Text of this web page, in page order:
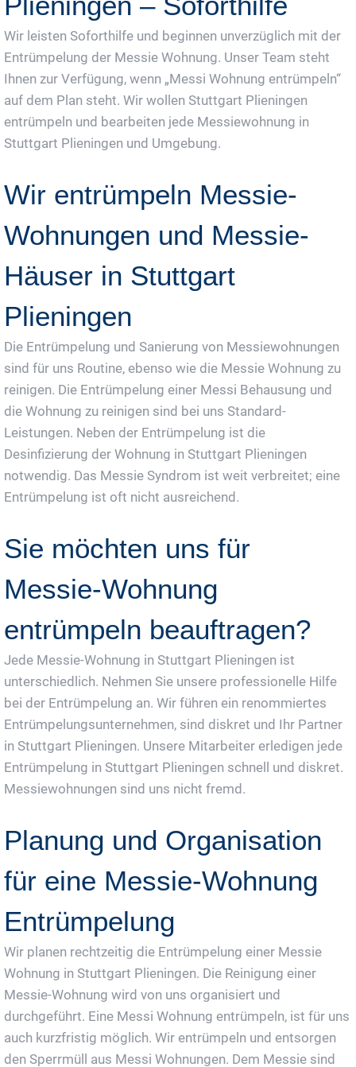
Wir leisten Soforthilfe und beginnen unverzüglich mit der
Entrümpelung der Messie Wohnung. Unser Team steht
Ihnen zur Verfügung, wenn „Messi Wohnung entrümpeln“
auf dem Plan steht. Wir wollen Stuttgart Plieningen
entrümpeln und bearbeiten jede Messiewohnung in
Stuttgart Plieningen und Umgebung.
Wir entrümpeln Messie-
Wohnungen und Messie-
Häuser in Stuttgart
Plieningen
Die Entrümpelung und Sanierung von Messiewohnungen
sind für uns Routine, ebenso wie die Messie Wohnung zu
reinigen. Die Entrümpelung einer Messi Behausung und
die Wohnung zu reinigen sind bei uns Standard-
Leistungen. Neben der Entrümpelung ist die
Desinfizierung der Wohnung in Stuttgart Plieningen
notwendig. Das Messie Syndrom ist weit verbreitet; eine
Entrümpelung ist oft nicht ausreichend.
Sie möchten uns für
Messie-Wohnung
entrümpeln beauftragen?
Jede Messie-Wohnung in Stuttgart Plieningen ist
unterschiedlich. Nehmen Sie unsere professionelle Hilfe
bei der Entrümpelung an. Wir führen ein renommiertes
Entrümpelungsunternehmen, sind diskret und Ihr Partner
in Stuttgart Plieningen. Unsere Mitarbeiter erledigen jede
Entrümpelung in Stuttgart Plieningen schnell und diskret.
Messiewohnungen sind uns nicht fremd.
Planung und Organisation
für eine Messie-Wohnung
Entrümpelung
Wir planen rechtzeitig die Entrümpelung einer Messie
Wohnung in Stuttgart Plieningen. Die Reinigung einer
Messie-Wohnung wird von uns organisiert und
durchgeführt. Eine Messi Wohnung entrümpeln, ist für uns
auch kurzfristig möglich. Wir entrümpeln und entsorgen
den Sperrmüll aus Messi Wohnungen. Dem Messie sind